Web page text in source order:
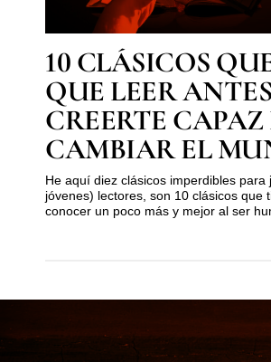
10 CLÁSICOS
QUE LEER
CREERTE CAPAZ
CAMBIAR EL
He aquí diez clásicos imperdibles para
jóvenes) lectores, son 10 clásicos que
conocer un poco más y mejor al ser